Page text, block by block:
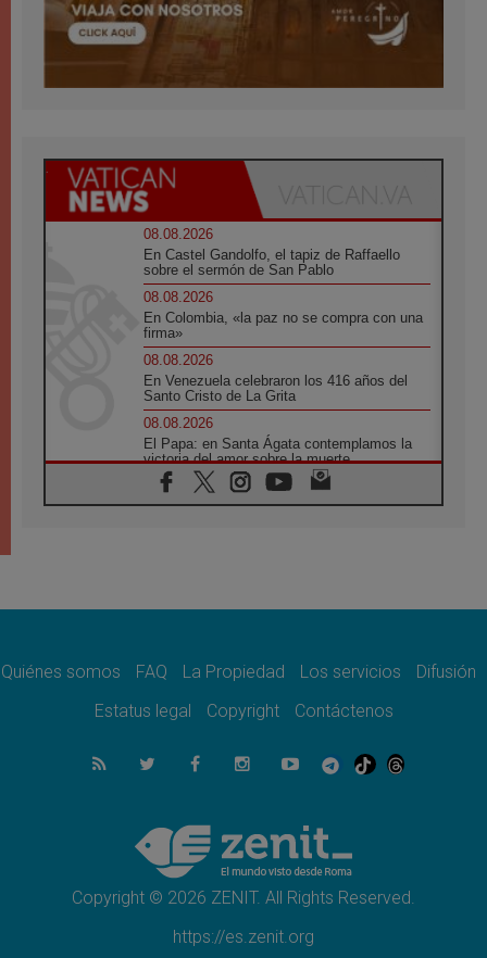
08.08.2026
En Castel Gandolfo, el tapiz de Raffaello
sobre el sermón de San Pablo
08.08.2026
En Colombia, «la paz no se compra con una
firma»
08.08.2026
En Venezuela celebraron los 416 años del
Santo Cristo de La Grita
08.08.2026
El Papa: en Santa Ágata contemplamos la
victoria del amor sobre la muerte
08.08.2026
León XIV visitará el Santuario de la Madre
07.08.2026
07.08.2026
el compromiso del cristiano"
La matanza de niños en Gaza no cesa: 300
muertos en 300 días
Tagle: La guerra desfigura el mundo, solo la
revelación de Dios lo transfigura
Quiénes somos FAQ La Propiedad Los servicios
Difusión
Estatus legal
Copyright Contáctenos
Copyright © 2026 ZENIT. All Rights Reserved.
https://es.zenit.org